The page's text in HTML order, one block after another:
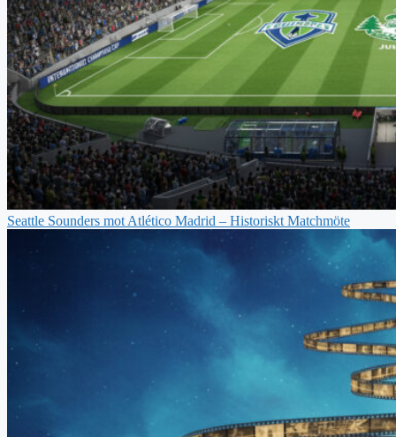
Seattle Sounders mot Atlético Madrid – Historiskt Matchmöte